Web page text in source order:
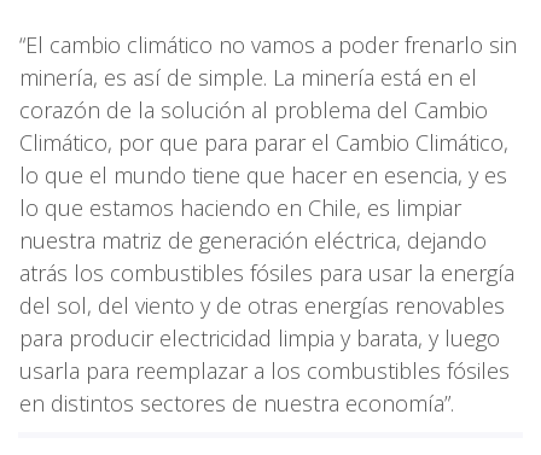
“El cambio climático no vamos a poder frenarlo sin
minería, es así de simple. La minería está en el
corazón de la solución al problema del Cambio
Climático, por que para parar el Cambio Climático,
lo que el mundo tiene que hacer en esencia, y es
lo que estamos haciendo en Chile, es limpiar
nuestra matriz de generación eléctrica, dejando
atrás los combustibles fósiles para usar la energía
del sol, del viento y de otras energías renovables
para producir electricidad limpia y barata, y luego
usarla para reemplazar a los combustibles fósiles
en distintos sectores de nuestra economía”.